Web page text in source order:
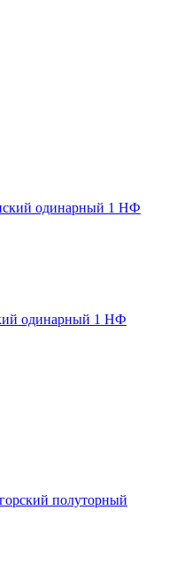
одинарный 1 НФ